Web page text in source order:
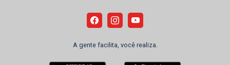
A gente facilita, você realiza.